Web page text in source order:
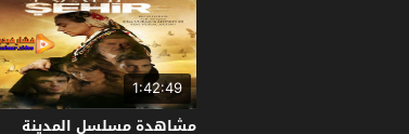
1:42:49
مشاهدة مسلسل المدينة